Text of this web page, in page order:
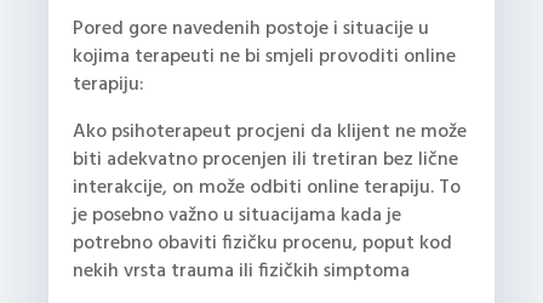
Pored gore navedenih postoje i situacije u
kojima terapeuti ne bi smjeli provoditi online
terapiju:
Ako psihoterapeut procjeni da klijent ne može
biti adekvatno procenjen ili tretiran bez lične
interakcije, on može odbiti online terapiju. To
je posebno važno u situacijama kada je
potrebno obaviti fizičku procenu, poput kod
nekih vrsta trauma ili fizičkih simptoma